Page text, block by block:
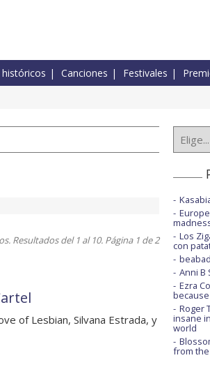
Canciones Festivales
Resultados del 1 al 10. Página 1 de 2
of Lesbian, Silvana Estrada, y
Los
con
Anni B
Ezra
Roger
insane
world
from